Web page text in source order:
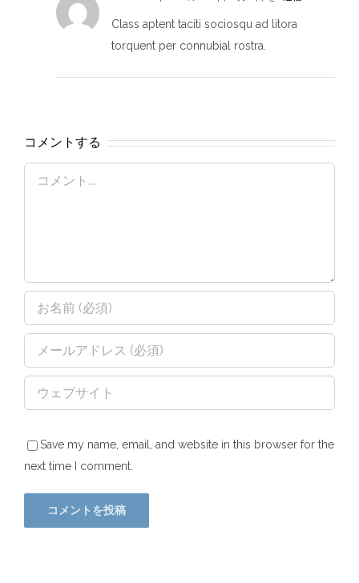
Class aptent taciti sociosqu ad litora
torquent per connubial rostra.
コメントする
Save my name, email, and website in this browser for the
next time I comment.